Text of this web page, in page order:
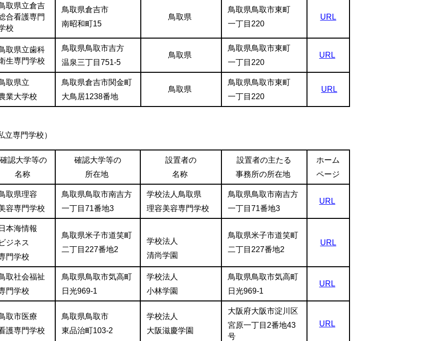
取県立倉吉
合看護専門
校
鳥取県倉吉市
南昭和町15
鳥取県
鳥取県鳥取市東町
一丁目220
URL
取県立歯科
生専門学校
鳥取県鳥取市吉方
温泉三丁目751-5
鳥取県
鳥取県鳥取市東町
一丁目220
URL
取県立
業大学校
鳥取県倉吉市関金町
大鳥居1238番地
鳥取県
鳥取県鳥取市東町
一丁目220
URL
立専門学校）
確認大学等の
名称
確認大学等の
所在地
設置者の
名称
設置者の主たる
事務所の所在地
ホーム
ページ
取県理容
容専門学校
鳥取県鳥取市南吉方
一丁目71番地3
学校法人鳥取県
理容美容専門学校
鳥取県鳥取市南吉方
一丁目71番地3
URL
日本海情報
ビジネス
門学校
鳥取県米子市道笑町
二丁目227番地2
学校法人
清尚学園
鳥取県米子市道笑町
二丁目227番地2
URL
取社会福祉
門学校
鳥取県鳥取市気高町
日光969-1
学校法人
小林学園
鳥取県鳥取市気高町
日光969-1
URL
取市医療
護専門学校
鳥取県鳥取市
東品治町103-2
学校法人
大阪滋慶学園
大阪府大阪市淀川区
宮原一丁目2番地43
号
URL